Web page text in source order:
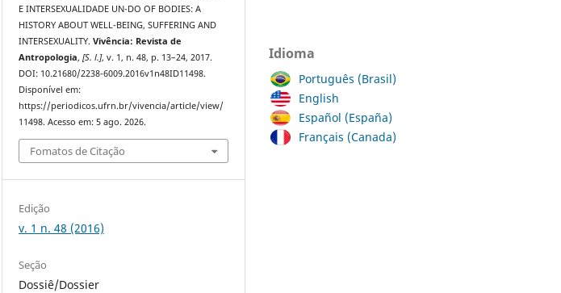
E INTERSEXUALIDADE UN-DO OF BODIES: A
HISTORY ABOUT WELL-BEING, SUFFERING AND
INTERSEXUALITY.Vivência: Revista de
Antropologia,[S. l.], v. 1, n. 48, p. 13–24, 2017.
DOI: 10.21680/2238-6009.2016v1n48ID11498.
Disponível em:
https://periodicos.ufrn.br/vivencia/article/view/
11498. Acesso em: 5 ago. 2026.
Fomatos de Citação
Edição
v. 1 n. 48 (2016)
Seção
Dossiê/Dossier
Idioma
Português (Brasil)
English
Español (España)
Français (Canada)